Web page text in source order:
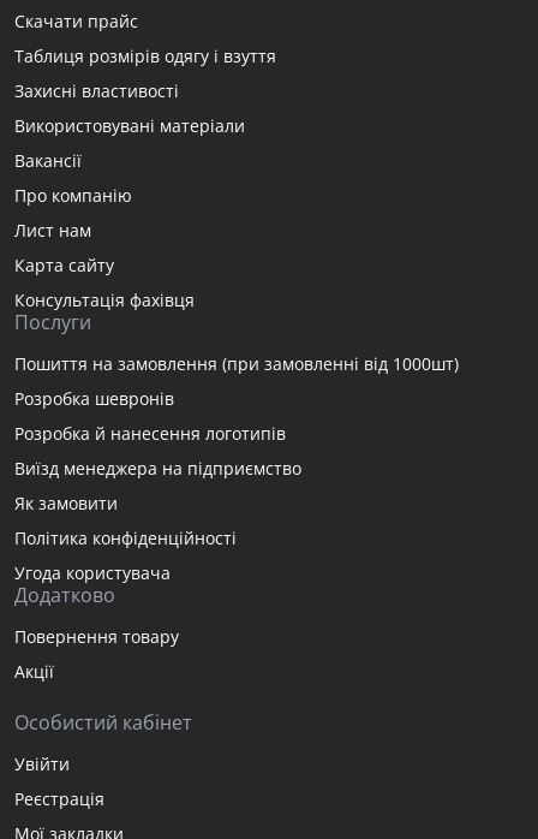
Скачати прайс
Таблиця розмірів одягу і взуття
Захисні властивості
Використовувані матеріали
Вакансії
Про компанію
Лист нам
Карта сайту
Консультація фахівця
Послуги
Пошиття на замовлення (при замовленні від 1000шт)
Розробка шевронів
Розробка й нанесення логотипів
Виїзд менеджера на підприємство
Як замовити
Політика конфіденційності
Угода користувача
Додатково
Повернення товару
Акції
Особистий кабінет
Увійти
Реєстрація
Мої закладки